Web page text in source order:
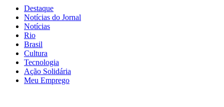
Destaque
Notícias do Jornal
Notícias
Rio
Brasil
Cultura
Tecnologia
Ação Solidária
Meu Emprego